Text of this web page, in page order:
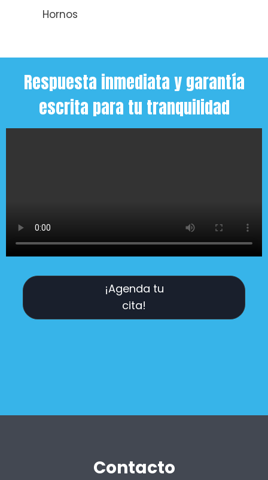
Hornos
Respuesta inmediata y garantía
escrita para tu tranquilidad
¡Agenda tu
cita!
Contacto